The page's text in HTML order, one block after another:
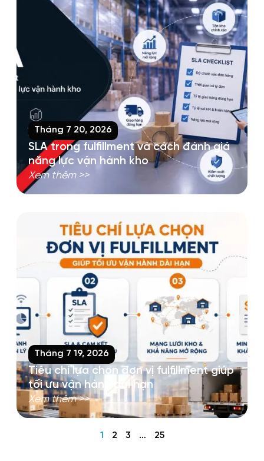
Tháng 7 20, 2026
SLA trong fulfillment và cách đánh giá
năng lực vận hành kho
Xem thêm >>
Tháng 7 19, 2026
Tiêu chí lựa chọn đơn vị fulfillment giúp
tối ưu vận hành dài hạn
Xem thêm >>
1 2 3 … 25